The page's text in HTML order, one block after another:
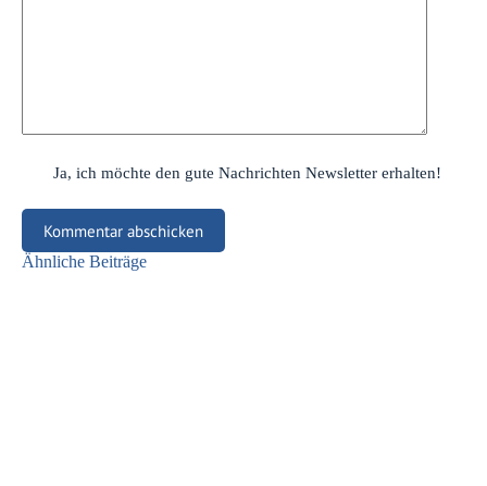
Ja, ich möchte den gute Nachrichten Newsletter erhalten!
Kommentar abschicken
Ähnliche Beiträge